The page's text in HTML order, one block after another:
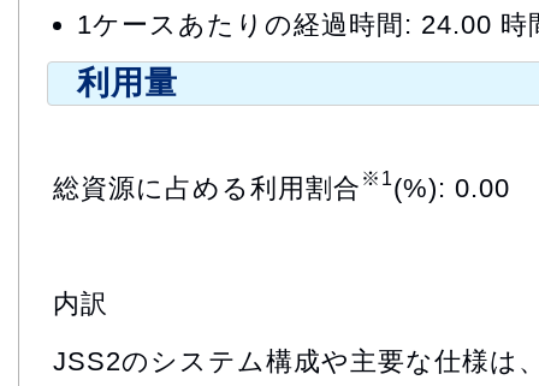
1ケースあたりの経過時間: 24.00 時
利用量
総資源に占める利用割合 ※1(%): 0.00
内訳
JSS2のシステム構成や主要な仕様は